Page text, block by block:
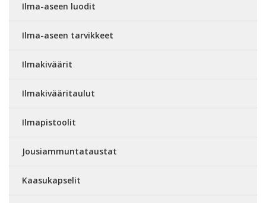
Ilma-aseen luodit
Ilma-aseen tarvikkeet
Ilmakiväärit
Ilmakivääritaulut
Ilmapistoolit
Jousiammuntataustat
Kaasukapselit